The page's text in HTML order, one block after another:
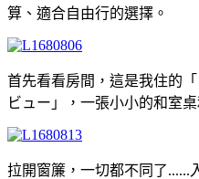
算、適合自由行的選擇。
首先看看房間，這是我住的
ビュー」，一張小小的和室
拉開窗簾，一切都不同了......